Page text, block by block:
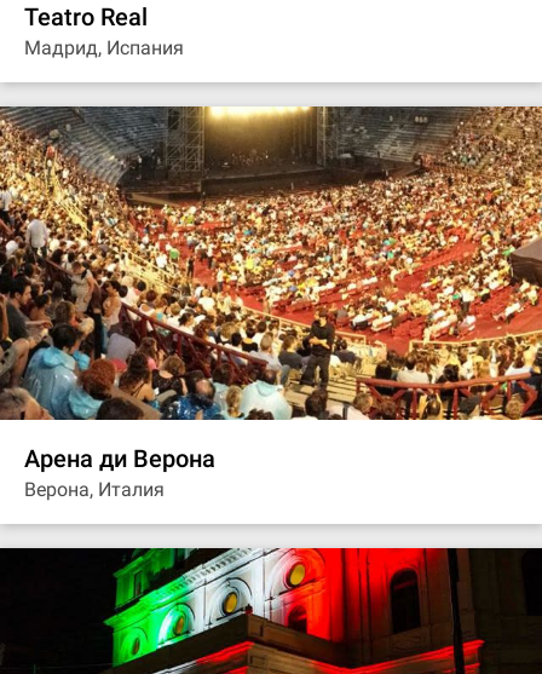
Teatro Real
Мадрид, Испания
Арена ди Верона
Верона, Италия